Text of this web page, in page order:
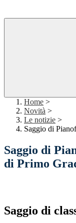
Home >
Novità >
Le notizie >
Saggio di
Saggio di
di Primo
Saggio di